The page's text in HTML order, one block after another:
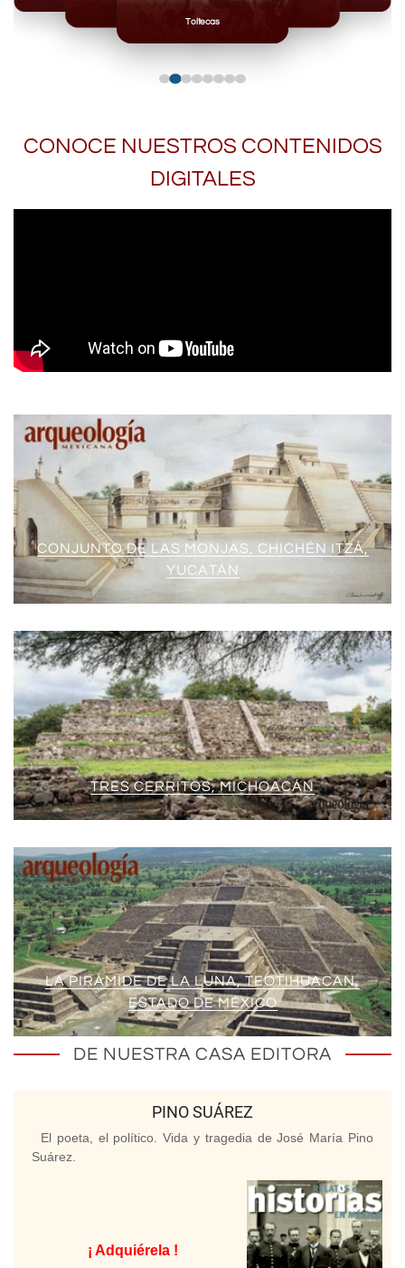
Toltecas
CONOCE NUESTROS CONTENIDOS
DIGITALES
CONJUNTO DE LAS MONJAS, CHICHÉN ITZÁ,
YUCATÁN
TRES CERRITOS, MICHOACÁN
LA PIRÁMIDE DE LA LUNA, TEOTIHUACAN,
ESTADO DE MÉXICO
DE NUESTRA CASA EDITORA
PINO SUÁREZ
El poeta, el político. Vida y tragedia de José María Pino
Suárez.
¡ Adquiérela !